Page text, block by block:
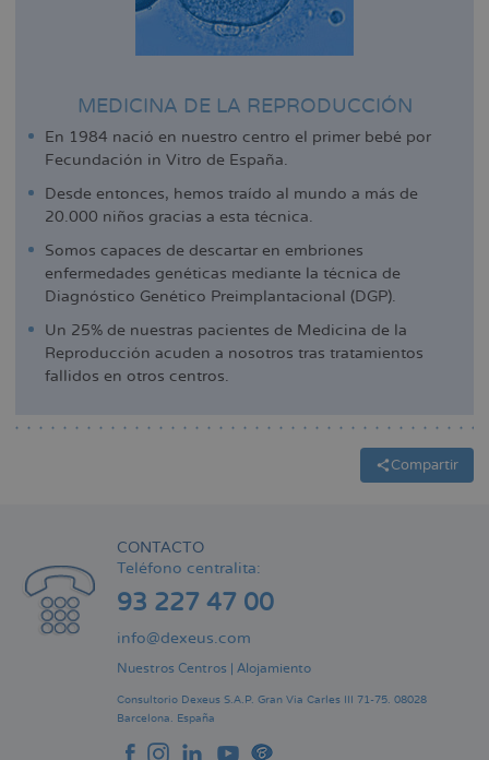
MEDICINA DE LA REPRODUCCIÓN
En 1984 nació en nuestro centro el primer bebé por
Fecundación in Vitro de España.
Desde entonces, hemos traído al mundo a más de
20.000 niños gracias a esta técnica.
Somos capaces de descartar en embriones
enfermedades genéticas mediante la técnica de
Diagnóstico Genético Preimplantacional (DGP).
Un 25% de nuestras pacientes de Medicina de la
Reproducción acuden a nosotros tras tratamientos
fallidos en otros centros.
Compartir
CONTACTO
Teléfono centralita:
93 227 47 00
info@dexeus.com
Nuestros Centros Alojamiento
Consultorio Dexeus S.A.P. Gran Via Carles III 71-75. 08028
Barcelona. España